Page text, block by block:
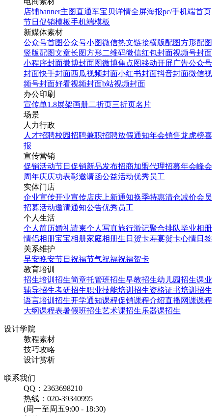
店铺banner主图直通车宝贝详情全屏海报pc/手机端首页
节日促销模板手机端模板
新媒体素材
公众号首图公众号小图微信热文链接横版配图方形配图
竖版配图文章长图方形二维码微信红包封面视频号封面
小程序封面微博封面图微博焦点图移动开屏广告公众号
封面快手封面西瓜视频封面小红书封面抖音封面微信视
频号封面好看视频封面b站视频封面
办公印刷
宣传单1.8展架画册二折页三折页名片
场景
人力行政
人才招聘校园招聘兼职招聘放假通知年会销售龙虎榜喜
报
宣传营销
促销活动节日促销新品发布招商加盟代理招募年会峰会
周年庆庆功表彰邀请函公益活动优秀员工
实体门店
企业宣传开业宣传店庆 上新通知换季特惠清仓减价会员
招募活动邀请通知公告优秀员工
个人生活
个人简历婚礼请柬个人写真旅行游记聚合排队毕业相册
情侣相册宝宝相册家庭相册生日贺卡寿宴贺卡心情日签
关系维护
早安晚安节日祝福节气祝福祝福贺卡
教育培训
招生培训 招生简章托管班招生早教招生幼儿园招生课业
辅导招生考研招生职业技能培训招生资格证书培训招生
语言培训招生开学通知课程促销课程介绍直播网课课程
大纲课程表暑假班招生艺术课招生乐器课招生
设计学院
教程素材
技巧攻略
设计赏析
联系我们
QQ：2363698210
热线：020-39340995
(周一至周五9:00 - 18:30)